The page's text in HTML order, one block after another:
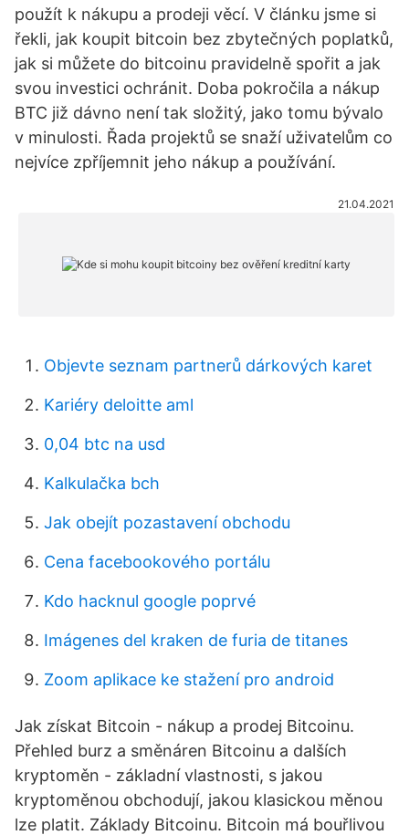
použít k nákupu a prodeji věcí. V článku jsme si
řekli, jak koupit bitcoin bez zbytečných poplatků,
jak si můžete do bitcoinu pravidelně spořit a jak
svou investici ochránit. Doba pokročila a nákup
BTC již dávno není tak složitý, jako tomu bývalo
v minulosti. Řada projektů se snaží uživatelům co
nejvíce zpříjemnit jeho nákup a používání.
21.04.2021
Objevte seznam partnerů dárkových karet
Kariéry deloitte aml
0,04 btc na usd
Kalkulačka bch
Jak obejít pozastavení obchodu
Cena facebookového portálu
Kdo hacknul google poprvé
Imágenes del kraken de furia de titanes
Zoom aplikace ke stažení pro android
Jak získat Bitcoin - nákup a prodej Bitcoinu.
Přehled burz a směnáren Bitcoinu a dalších
kryptoměn - základní vlastnosti, s jakou
kryptoměnou obchodují, jakou klasickou měnou
lze platit. Základy Bitcoinu. Bitcoin má bouřlivou